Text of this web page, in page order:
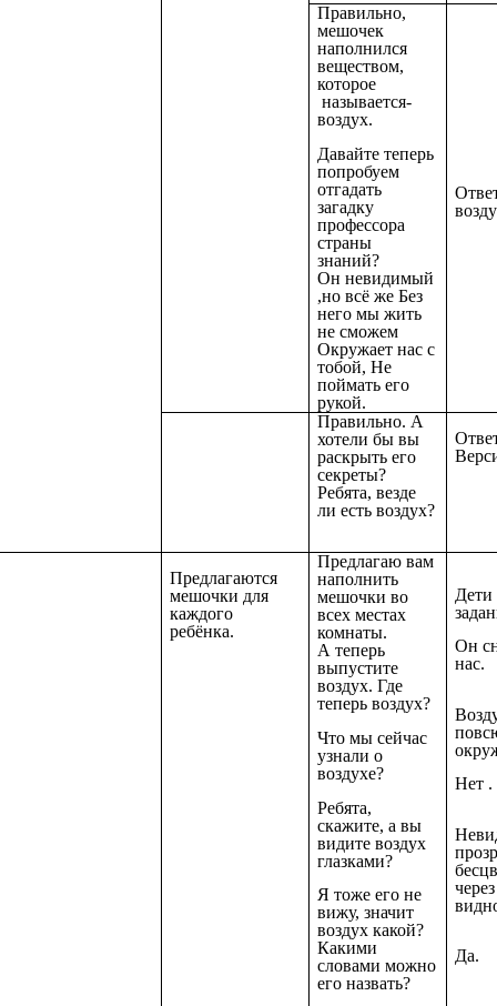
Правильно,
мешочек
наполнился
веществом,
которое
называется-
воздух.
Давайте теперь
попробуем
отгадать
загадку
профессора
страны
знаний?
Он невидимый
,но всё же Без
него мы жить
не сможем
Окружает нас с
тобой, Не
поймать его
рукой.
Правильно. А
хотели бы вы
раскрыть его
секреты?
Ребята, везде
ли есть воздух?
Предлагаются
мешочки для
каждого
ребёнка.
Предлагаю вам
наполнить
мешочки во
всех местах
комнаты.
А теперь
выпустите
воздух. Где
теперь воздух?
Что мы сейчас
узнали о
воздухе?
Ребята,
скажите, а вы
видите воздух
глазками?
Я тоже его не
вижу, значит
воздух какой?
Какими
словами можно
его назвать?
Он
нас.
Нет .
Да.